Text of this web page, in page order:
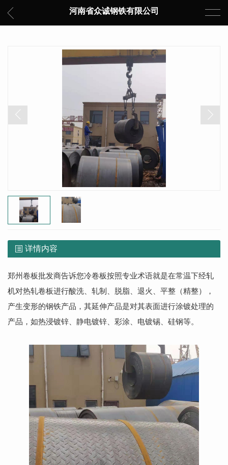
河南省众诚钢铁有限公司
详情内容
郑州卷板批发商告诉您冷卷板按照专业术语就是在常温下经轧
机对热轧卷板进行酸洗、轧制、脱脂、退火、平整（精整），
产生变形的钢铁产品，其延伸产品是对其表面进行涂镀处理的
产品，如热浸镀锌、静电镀锌、彩涂、电镀锡、硅钢等。